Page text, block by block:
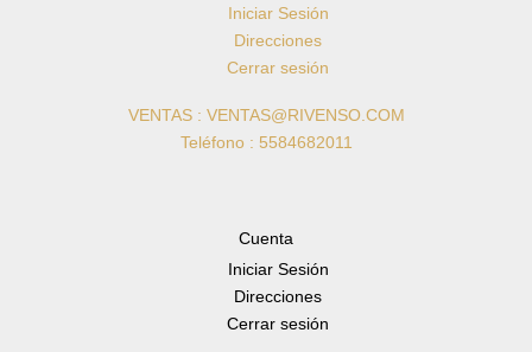
Iniciar Sesión
Direcciones
Cerrar sesión
VENTAS : VENTAS@RIVENSO.COM
Teléfono : 5584682011
Cuenta
Iniciar Sesión
Direcciones
Cerrar sesión